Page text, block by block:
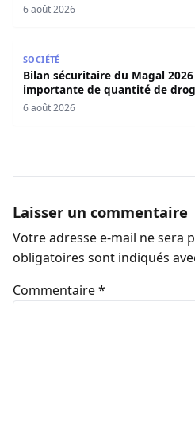
6 août 2026
SOCIÉTÉ
Bilan sécuritaire du Magal
importante de quantité de
6 août 2026
Laisser un commentaire
Votre adresse e-mail ne sera
obligatoires sont indiqués
Commentaire*